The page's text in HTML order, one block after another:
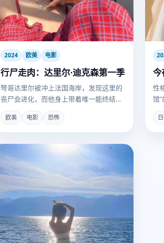
2024 欧美 电影
行尸走肉：达里尔·迪克森第一季
弩哥达里尔被冲上法国海岸，发现这里的
丧尸会进化，而他身上带着唯一能终结瘟
疫的抗体。
欧美 电影 恐怖
今
性
馆
魂